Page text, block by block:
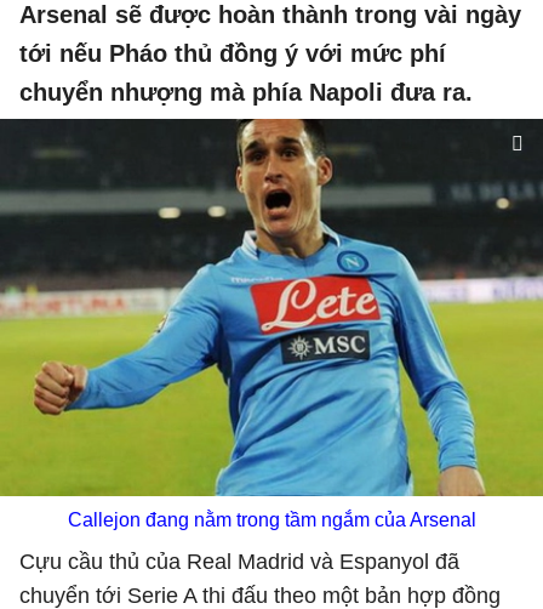
Arsenal sẽ được hoàn thành trong vài ngày
tới nếu Pháo thủ đồng ý với mức phí
chuyển nhượng mà phía Napoli đưa ra.
Callejon đang nằm trong tầm ngắm của Arsenal
Cựu cầu thủ của Real Madrid và Espanyol đã
chuyển tới Serie A thi đấu theo một bản hợp đồng